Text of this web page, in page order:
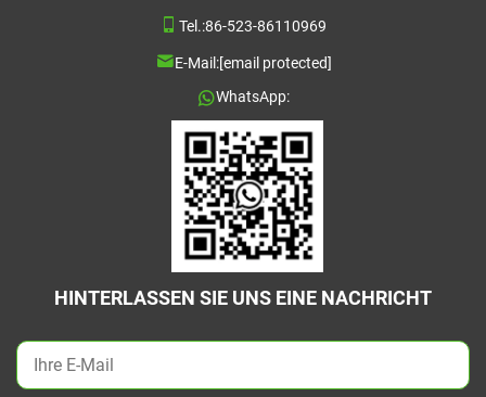
Tel.:86-523-86110969
E-Mail:[email protected]
WhatsApp:
HINTERLASSEN SIE UNS EINE NACHRICHT